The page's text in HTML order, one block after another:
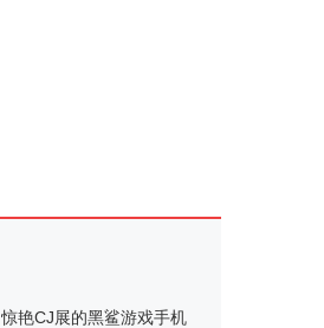
惊艳CJ展的黑鲨游戏手机